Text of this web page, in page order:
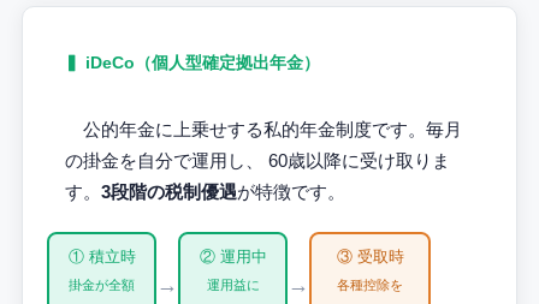
▍ iDeCo（個人型確定拠出年金）
公的年金に上乗せする私的年金制度です。毎月
の掛金を自分で運用し、 60歳以降に受け取りま
す。 3段階の税制優遇が特徴です。
① 積立時
掛金が全額
→
② 運用中
運用益に
→
③ 受取時
各種控除を